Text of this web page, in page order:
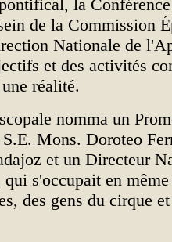
la
de la Commission
Nationale de
et des activités
réalité.
nomma un
Mons. Doroteo
et un Directeur
s'occupait en
des gens du cirque